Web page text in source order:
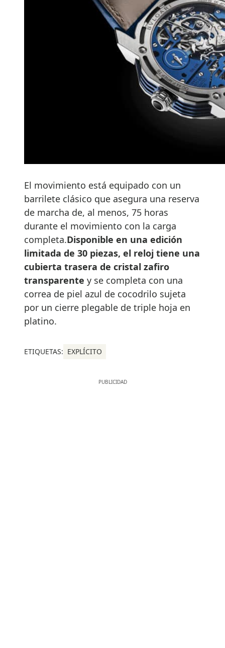
El movimiento está equipado con un
barrilete clásico que asegura una reserva
de marcha de, al menos, 75 horas
durante el movimiento con la carga
completa.Disponible en una edición
limitada de 30 piezas, el reloj tiene una
cubierta trasera de cristal zafiro
transparente y se completa con una
correa de piel azul de cocodrilo sujeta
por un cierre plegable de triple hoja en
platino.
ETIQUETAS: EXPLÍCITO